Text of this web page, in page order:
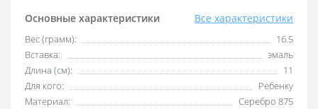
Основные характеристики Все характеристики
Вес (грамм):
16.5
Вставка:
эмаль
Длина (см):
11
Для кого:
Ребенку
Материал:
Серебро 875